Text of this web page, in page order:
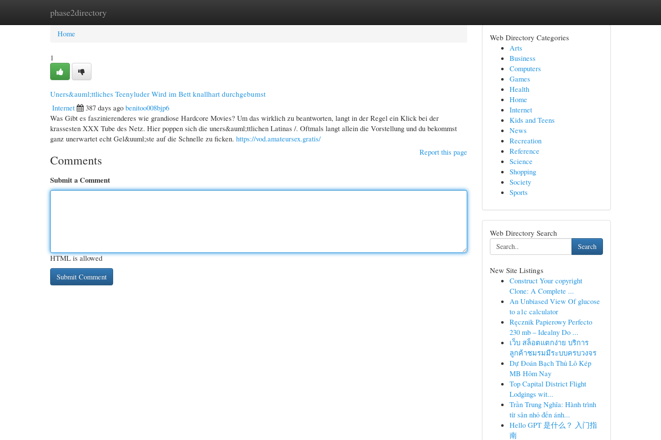
phase2directory
Home New Site Listings
Home
1
Uners&auml;ttliches Teenyluder Wird im Bett knallhart durchgebumst
Internet
387 days ago benitoo008bjp6
Was Gibt es faszinierenderes wie grandiose Hardcore Movies? Um das wirklich zu beantworten, langt in der Regel ein Klick bei der
krassesten XXX Tube des Netz. Hier poppen sich die uners&auml;ttlichen Latinas /. Oftmals langt allein die Vorstellung und du bekommst
ganz unerwartet echt Gel&uuml;ste auf die Schnelle zu ficken. https://vod.amateursex.gratis/
Report this page
Comments
Submit a Comment
HTML is allowed
Web Directory Categories
Arts
Business
Computers
Games
Health
Home
Internet
Kids and Teens
News
Recreation
Reference
Science
Shopping
Society
Sports
Web Directory Search
Search
New Site Listings
Construct Your copyright
Clone: A Complete ...
An Unbiased View Of glucose
to a1c calculator
Ręcznik Papierowy Perfecto
230 mb – Idealny Do ...
เว็บ สล็อตแตกง่าย บริการ
ลูกค้าชมรมมีระบบครบวงจร
Dự Đoán Bạch Thủ Lô Kép
MB Hôm Nay
Top Capital District Flight
Lodgings wit...
Trần Trung Nghĩa: Hành trình
từ sân nhỏ đến ánh...
Hello GPT 是什么？ 入门指
南